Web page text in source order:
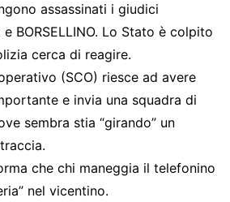
assassinati i giudici
BORSELLINO. Lo Stato è colpito
cerca di reagire.
(SCO) riesce ad avere
e invia una squadra di
sembra stia “girando” un
che chi maneggia il telefonino
nel vicentino.